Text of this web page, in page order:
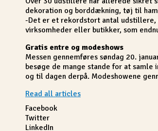
dekoration og borddækning, tøj til
-Det er et rekordstort antal udstillere,
virksomheder eller butikker, som
Gratis entre og modeshows
Messen gennemføres søndag 20.
besøge de mange stande for at
og til dagen derpå. Modeshowene
Read all articles
Facebook
Twitter
LinkedIn